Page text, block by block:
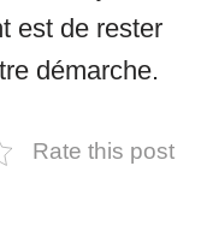
est de rester
démarche.
Rate this post